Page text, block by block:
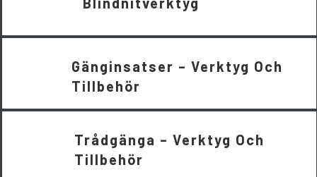
Gänginsatser – Verktyg Och
Tillbehör
Trådgänga – Verktyg Och
Tillbehör